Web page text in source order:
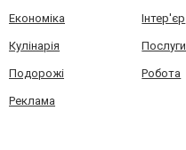
Економіка Інтер'єр
Кулінарія Послуги
Подорожі Робота
Реклама